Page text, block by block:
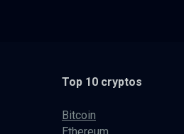
Top 10 cryptos
Bitcoin
Ethereum